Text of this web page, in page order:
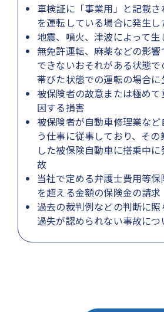
車検証に「事業用」と記載
を運転している場合に発生し
地震、噴火、津波によって
無免許運転、麻薬などの影
できないおそれがある状態
帯びた状態での運転の場合
被保険者の故意または極め
因する損害
被保険者が自動車修理業な
う仕事に従事しており、そ
した被保険自動車に搭乗中
故
当社で定める弁護士費用等
を超える金額の保険金の請求
過去の裁判例などの判断に照
過失が認められない事故に